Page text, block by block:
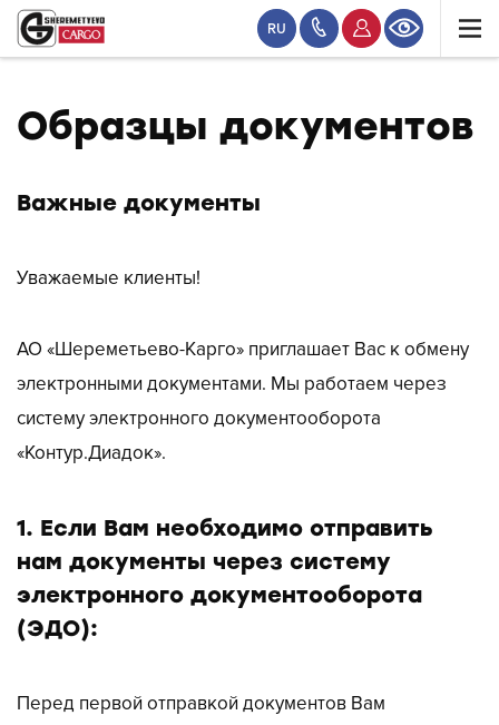
RU
Образцы документов
Важные документы
Уважаемые клиенты!
АО «Шереметьево-Карго» приглашает Вас к обмену
электронными документами. Мы работаем через
систему электронного документооборота
«Контур.Диадок».
1. Если Вам необходимо отправить
нам документы через систему
электронного документооборота
(ЭДО):
Перед первой отправкой документов Вам